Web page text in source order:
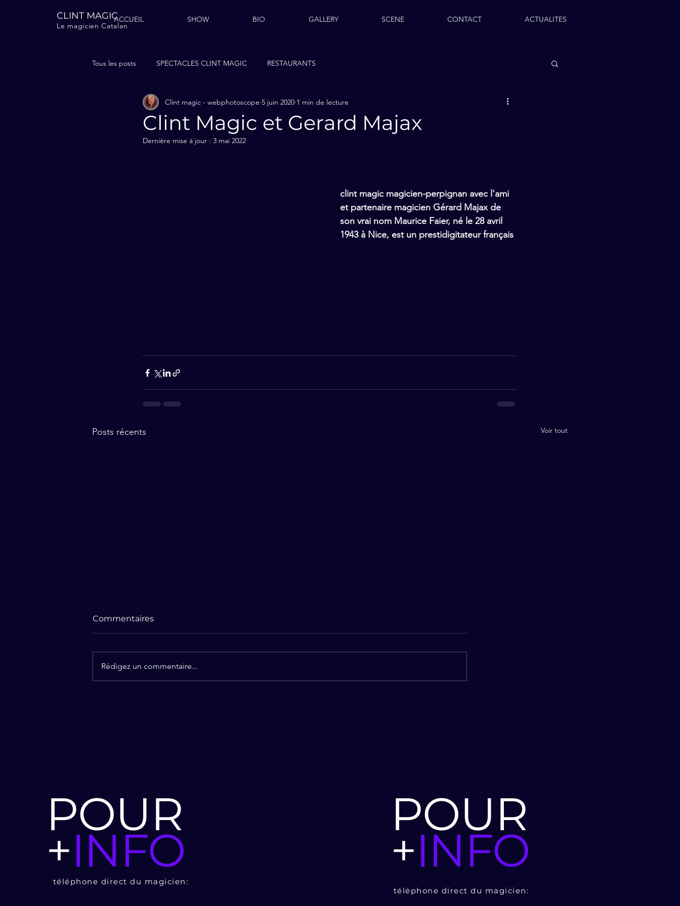
CLINT MAGIC
Le magicien Catalan
ACCUEIL SHOW BIO GALLERY SCENE CONTACT ACTUALITES
Tous les posts SPECTACLES CLINT MAGIC RESTAURANTS
Clint Magic et Gerard Majax
Clint magic - webphotoscope 5 juin 2020 1 min de lecture
Dernière mise à jour : 3 mai 2022
clint magic magicien-perpignan avec l'ami
et partenaire magicien Gérard Majax de
son vrai nom Maurice Faier, né le 28 avril
1943 à Nice, est un prestidigitateur français
Posts récents Voir tout
Commentaires
Rédigez un commentaire...
POUR
+INFO
téléphone direct du magicien:
POUR
+INFO
téléphone direct du magicien: